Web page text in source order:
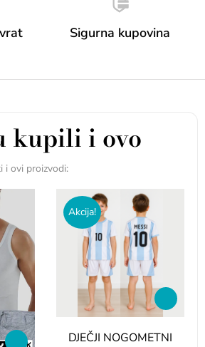
Sigurna kupovina
kupili i ovo
i ovi proizvodi:
Akcija!
DJEČJI NOGOMETNI